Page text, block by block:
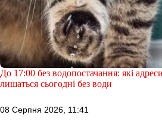
До 17:00 без водопостачання: які
лишаться сьогодні без води
08 Серпня 2026, 11:41